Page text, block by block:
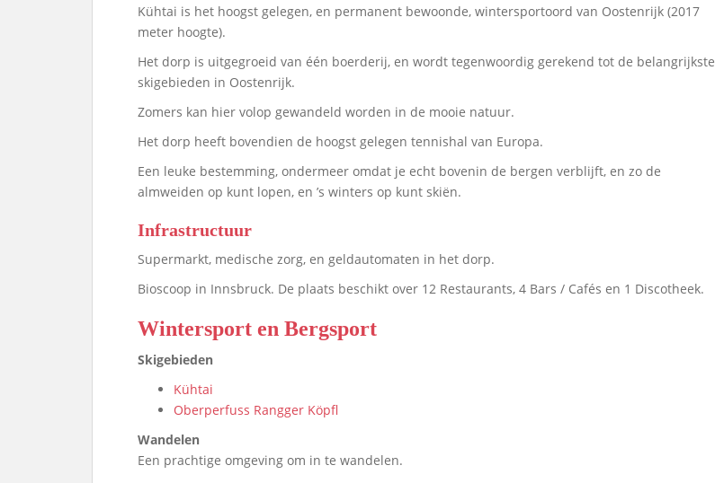
Kühtai is het hoogst gelegen, en permanent bewoonde, wintersportoord van Oostenrijk (2017
meter hoogte).
Het dorp is uitgegroeid van één boerderij, en wordt tegenwoordig gerekend tot de belangrijkste
skigebieden in Oostenrijk.
Zomers kan hier volop gewandeld worden in de mooie natuur.
Het dorp heeft bovendien de hoogst gelegen tennishal van Europa.
Een leuke bestemming, ondermeer omdat je echt bovenin de bergen verblijft, en zo de
almweiden op kunt lopen, en ’s winters op kunt skiën.
Infrastructuur
Supermarkt, medische zorg, en geldautomaten in het dorp.
Bioscoop in Innsbruck. De plaats beschikt over 12 Restaurants, 4 Bars / Cafés en 1 Discotheek.
Wintersport en Bergsport
Skigebieden
Kühtai
Oberperfuss Rangger Köpfl
Wandelen
Een prachtige omgeving om in te wandelen.